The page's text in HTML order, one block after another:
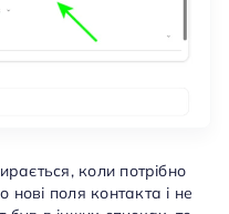
коли потрібно
нові поля контакта і не